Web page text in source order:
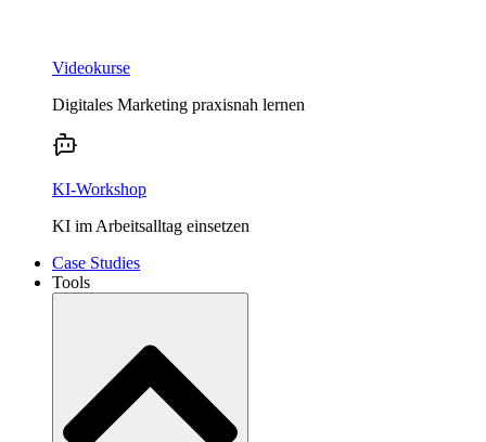
Videokurse
Digitales Marketing praxisnah lernen
KI-Workshop
KI im Arbeitsalltag einsetzen
Case Studies
Tools